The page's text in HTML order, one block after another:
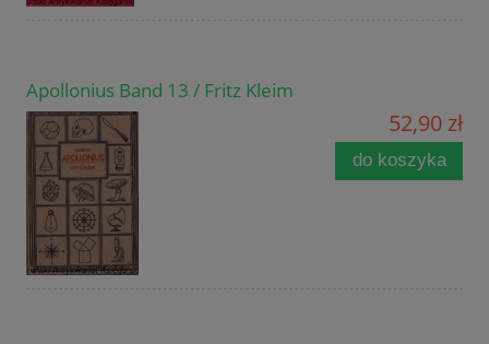
Apollonius Band 13 / Fritz Kleim
52,90 zł
do koszyka